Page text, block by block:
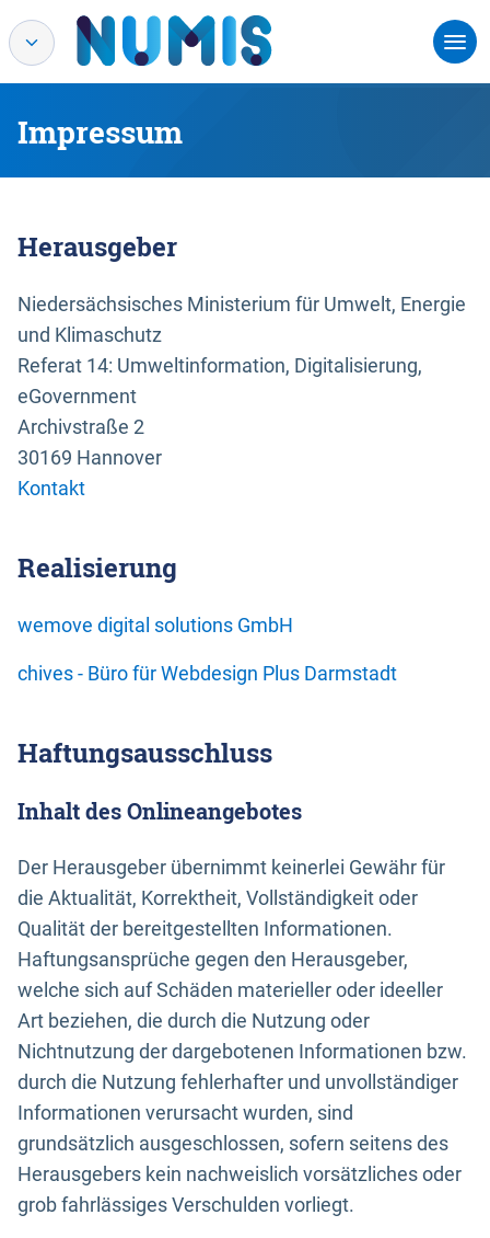
Impressum
Herausgeber
Niedersächsisches Ministerium für Umwelt, Energie
und Klimaschutz
Referat 14: Umweltinformation, Digitalisierung,
eGovernment
Archivstraße 2
30169 Hannover
Kontakt
Realisierung
wemove digital solutions GmbH
chives - Büro für Webdesign Plus Darmstadt
Haftungsausschluss
Inhalt des Onlineangebotes
Der Herausgeber übernimmt keinerlei Gewähr für
die Aktualität, Korrektheit, Vollständigkeit oder
Qualität der bereitgestellten Informationen.
Haftungsansprüche gegen den Herausgeber,
welche sich auf Schäden materieller oder ideeller
Art beziehen, die durch die Nutzung oder
Nichtnutzung der dargebotenen Informationen bzw.
durch die Nutzung fehlerhafter und unvollständiger
Informationen verursacht wurden, sind
grundsätzlich ausgeschlossen, sofern seitens des
Herausgebers kein nachweislich vorsätzliches oder
grob fahrlässiges Verschulden vorliegt.